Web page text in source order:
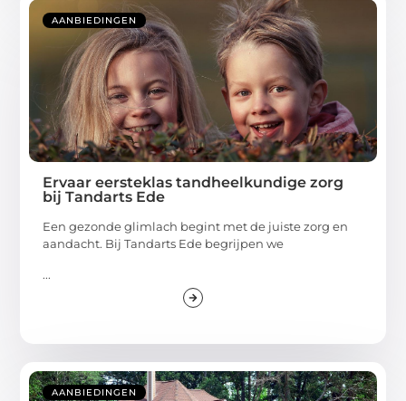
AANBIEDINGEN
Ervaar eersteklas tandheelkundige zorg
bij Tandarts Ede
Een gezonde glimlach begint met de juiste zorg en
aandacht. Bij Tandarts Ede begrijpen we
...
AANBIEDINGEN